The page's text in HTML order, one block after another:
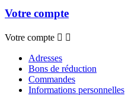
Votre compte
Votre compte  
Adresses
Bons de réduction
Commandes
Informations personnelles